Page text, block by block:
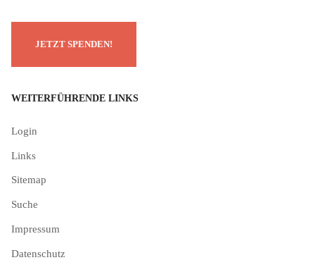
WEITERFÜHRENDE LINKS
Login
Links
Sitemap
Suche
Impressum
Datenschutz